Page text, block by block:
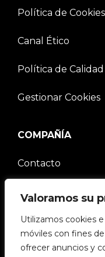
Valoramos su
Utilizamos cookies
móviles con fines
ofrecer anuncios y
Política de Cookies
Canal Ético
Política de Calidad
Gestionar Cookies
COMPAÑÍA
Contacto
Comunidad V2C
Trabaja con
e-Chargers